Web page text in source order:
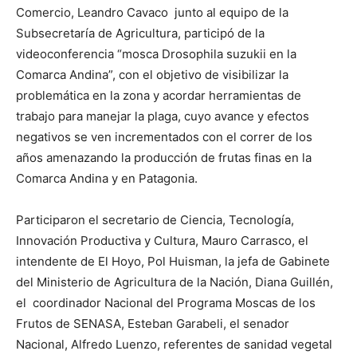
Comercio, Leandro Cavaco junto al equipo de la
Subsecretaría de Agricultura, participó de la
videoconferencia “mosca Drosophila suzukii en la
Comarca Andina”, con el objetivo de visibilizar la
problemática en la zona y acordar herramientas de
trabajo para manejar la plaga, cuyo avance y efectos
negativos se ven incrementados con el correr de los
años amenazando la producción de frutas finas en la
Comarca Andina y en Patagonia.
Participaron el secretario de Ciencia, Tecnología,
Innovación Productiva y Cultura, Mauro Carrasco, el
intendente de El Hoyo, Pol Huisman, la jefa de Gabinete
del Ministerio de Agricultura de la Nación, Diana Guillén,
el coordinador Nacional del Programa Moscas de los
Frutos de SENASA, Esteban Garabeli, el senador
Nacional, Alfredo Luenzo, referentes de sanidad vegetal